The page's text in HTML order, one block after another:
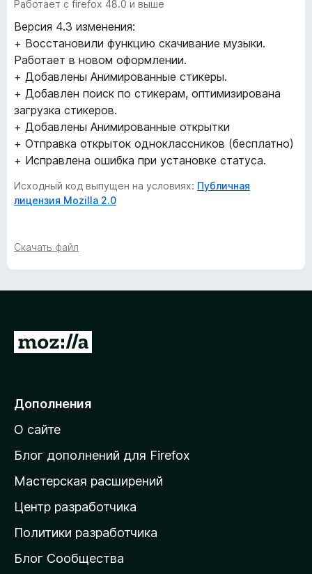
я
o
k
.
r
u
»
–
е
с
и
и
Работает с firefox 48.0 и выше
Версия 4.3 изменения:
+ Восстановили функцию скачивание музыки.
Работает в новом оформлении.
+ Добавлены Анимированные стикеры.
+ Добавлен поиск по стикерам, оптимизирована
загрузка стикеров.
+ Добавлены Анимированные открытки
+ Отправка открыток одноклассников (бесплатно)
+ Исправлена ошибка при установке статуса.
Исходный код выпущен на условиях: Публичная
лицензия Mozilla 2.0
Скачать файл
П
е
й
т
и
а
д
о
а
Дополнения
О сайте
Блог дополнений для Firefox
Мастерская расширений
Центр разработчика
Политики разработчика
Блог Сообщества